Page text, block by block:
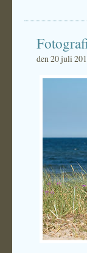
den 20 juli